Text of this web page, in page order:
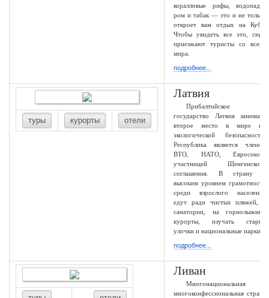
коралловые рифы, водопады,
ром и табак — это и не только
откроет вам отдых на Кубе.
Чтобы увидеть все это, сюда
приезжают туристы со всего
мира.
подробнее...
туры курорты отели
Латвия
Прибалтийское
государство Латвия занимает
второе место в мире по
экологической безопасности.
Республика является членом
ВТО, НАТО, Евросоюза,
участницей Шенгенского
соглашения. В страну с
высоким уровнем грамотности
среди взрослого населения
едут ради чистых пляжей, в
санатории, на горнолыжные
курорты, изучать старые
улочки и национальные парки.
подробнее...
Ливан
Многонациональная и
многоконфессиональная страна